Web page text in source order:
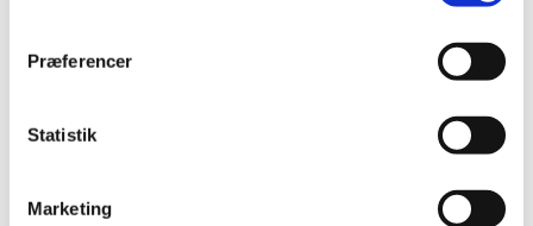
Præferencer
Statistik
Marketing